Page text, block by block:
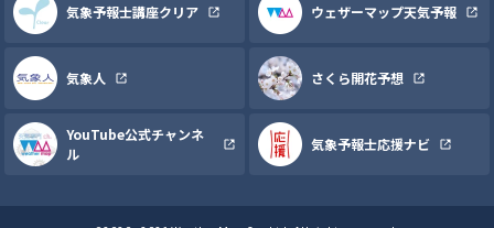
気象予報士講座クリア ウェザーマップ天気予報
気象人 さくら開花予想
YouTube公式チャンネ
ル
気象予報士応援ナビ